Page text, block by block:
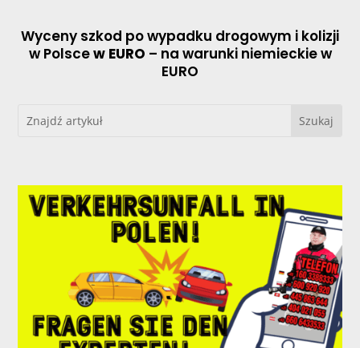
Wyceny szkod po wypadku drogowym i kolizji
w Polscew EURO – na warunki niemieckie w
EURO